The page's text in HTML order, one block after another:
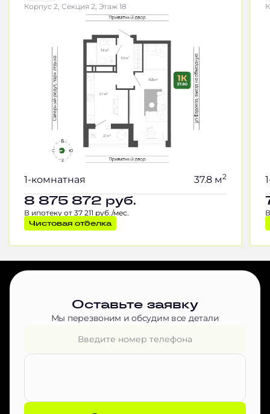
Корпус 2, Секция 2, Этаж 18
1-комнатная 37.8 м2
8 875 872 руб.
В ипотеку от 37 211 руб./мес.
Чистовая отделка
Оставьте заявку
Мы перезвоним и обсудим все детали